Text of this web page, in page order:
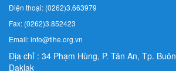
Điện thoại: (0262)3.663979
Fax: (0262)3.852423
Email: info@tihe.org.vn
Địa chỉ : 34 Phạm Hùng, P. Tân An, Tp.
Daklak